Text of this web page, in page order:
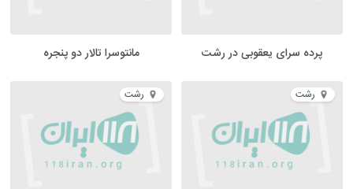
پرده سرای یعقوبی در رشت مانتوسرا تالار دو پنجره
رشت رشت